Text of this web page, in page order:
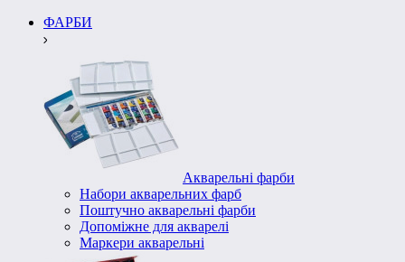
ФАРБИ
Акварельні фарби
Набори акварельних фарб
Поштучно акварельні фарби
Допоміжне для акварелі
Маркери акварельні